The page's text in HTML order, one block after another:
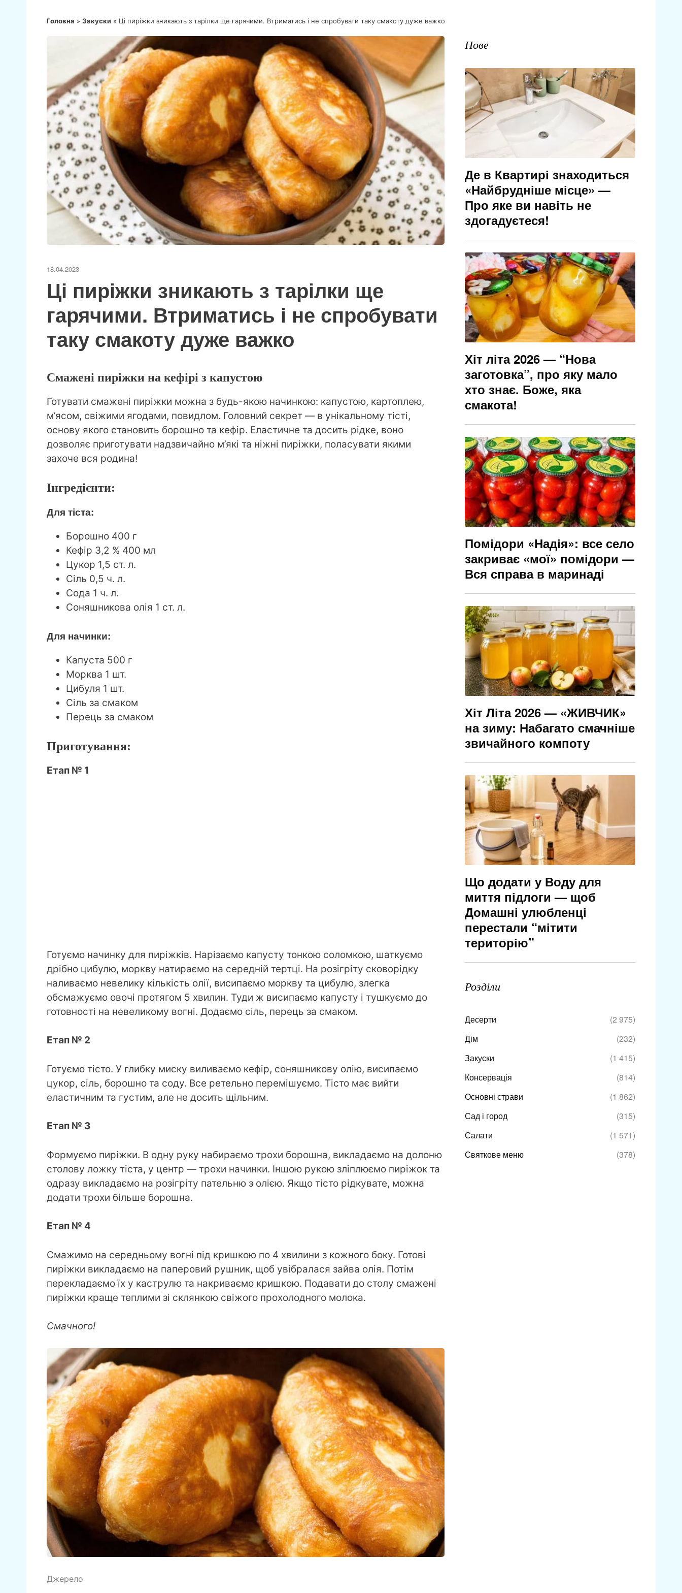
Головна » Закуски » Ці пиріжки зникають з тарілки ще гарячими. Втриматись і не спробувати таку смакоту дуже важко
18.04.2023
Ці пиріжки зникають з тарілки ще
гарячими. Втриматись і не спробувати
таку смакоту дуже важко
Смажені пиріжки на кефірі з капустою
Готувати смажені пиріжки можна з будь-якою начинкою: капустою, картоплею,
м’ясом, свіжими ягодами, повидлом. Головний секрет — в унікальному тісті,
основу якого становить борошно та кефір. Еластичне та досить рідке, воно
дозволяє приготувати надзвичайно м’які та ніжні пиріжки, поласувати якими
захоче вся родина!
Інгредієнти:
Для тіста:
Борошно 400 г
Кефір 3,2 % 400 мл
Цукор 1,5 ст. л.
Сіль 0,5 ч. л.
Сода 1 ч. л.
Соняшникова олія 1 ст. л.
Для начинки:
Капуста 500 г
Морква 1 шт.
Цибуля 1 шт.
Сіль за смаком
Перець за смаком
Приготування:
Етап № 1
Готуємо начинку для пиріжків. Нарізаємо капусту тонкою соломкою, шаткуємо
дрібно цибулю, моркву натираємо на середній тертці. На розігріту сковорідку
наливаємо невелику кількість олії, висипаємо моркву та цибулю, злегка
обсмажуємо овочі протягом 5 хвилин. Туди ж висипаємо капусту і тушкуємо до
готовності на невеликому вогні. Додаємо сіль, перець за смаком.
Етап № 2
Готуємо тісто. У глибку миску виливаємо кефір, соняшникову олію, висипаємо
цукор, сіль, борошно та соду. Все ретельно перемішуємо. Тісто має вийти
еластичним та густим, але не досить щільним.
Етап № 3
Формуємо пиріжки. В одну руку набираємо трохи борошна, викладаємо на долоню
столову ложку тіста, у центр — трохи начинки. Іншою рукою зліплюємо пиріжок та
одразу викладаємо на розігріту пательню з олією. Якщо тісто рідкувате, можна
додати трохи більше борошна.
Етап № 4
Смажимо на середньому вогні під кришкою по 4 хвилини з кожного боку. Готові
пиріжки викладаємо на паперовий рушник, щоб увібралася зайва олія. Потім
перекладаємо їх у каструлю та накриваємо кришкою. Подавати до столу смажені
пиріжки краще теплими зі склянкою свіжого прохолодного молока.
Смачного!
Джерело
Нове
Де в Квартирі знаходиться
«Найбрудніше місце» —
Про яке ви навіть не
здогадуєтеся!
Хіт літа 2026 — “Нова
заготовка”, про яку мало
хто знає. Боже, яка
смакота!
Помідори «Надія»: все село
закриває «мої» помідори —
Вся справа в маринаді
Хіт Літа 2026 — «ЖИВЧИК»
на зиму: Набагато смачніше
звичайного компоту
Що додати у Воду для
миття підлоги — щоб
Домашні улюбленці
перестали “мітити
територію”
Розділи
Десерти
(2 975)
Дім
(232)
Закуски
(1 415)
Консервація
(814)
Основні страви
(1 862)
Сад і город
(315)
Салати
(1 571)
Святкове меню
(378)